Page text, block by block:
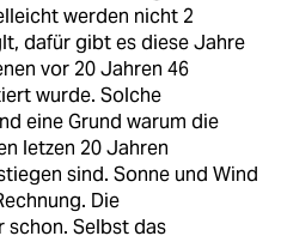
werden nicht 2
dafür gibt es diese Jahre
vor 20 Jahren 46
wurde. Solche
eine Grund warum die
letzen 20 Jahren
sind. Sonne und Wind
Die
Selbst das